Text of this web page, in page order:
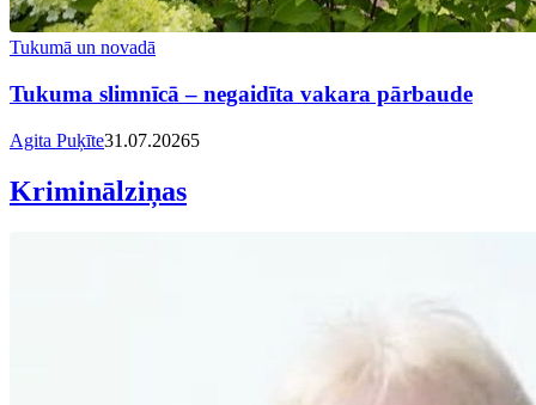
Tukumā un novadā
Tukuma slimnīcā – negaidīta vakara pārbaude
Agita Puķīte31.07.20265
Kriminālziņas